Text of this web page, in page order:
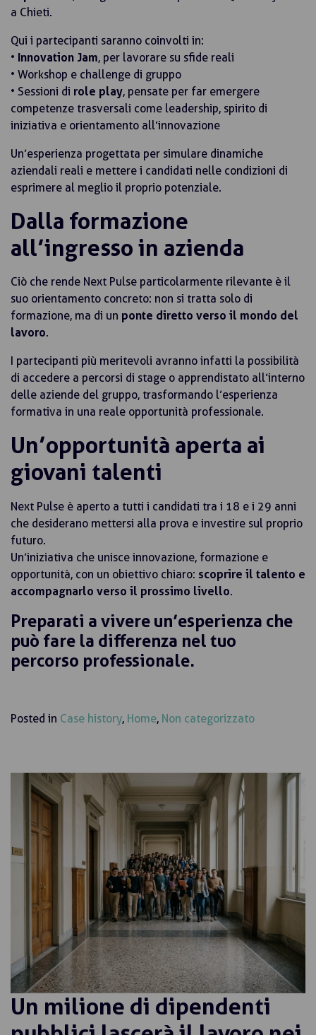
a Chieti.
Qui i partecipanti saranno coinvolti in:
• Innovation Jam, per lavorare su sfide reali
• Workshop e challenge di gruppo
• Sessioni di role play, pensate per far emergere
competenze trasversali come leadership, spirito di
iniziativa e orientamento all’innovazione
Un’esperienza progettata per simulare dinamiche
aziendali reali e mettere i candidati nelle condizioni di
esprimere al meglio il proprio potenziale.
Dalla formazione
all’ingresso in azienda
Ciò che rende Next Pulse particolarmente rilevante è il
suo orientamento concreto: non si tratta solo di
formazione, ma di un ponte diretto verso il mondo del
lavoro.
I partecipanti più meritevoli avranno infatti la possibilità
di accedere a percorsi di stage o apprendistato all’interno
delle aziende del gruppo, trasformando l’esperienza
formativa in una reale opportunità professionale.
Un’opportunità aperta ai
giovani talenti
Next Pulse è aperto a tutti i candidati tra i 18 e i 29 anni
che desiderano mettersi alla prova e investire sul proprio
futuro.
Un’iniziativa che unisce innovazione, formazione e
opportunità, con un obiettivo chiaro: scoprire il talento e
accompagnarlo verso il prossimo livello.
Preparati a vivere un’esperienza che
può fare la differenza nel tuo
percorso professionale.
Posted in Case history, Home, Non categorizzato
Un milione di dipendenti